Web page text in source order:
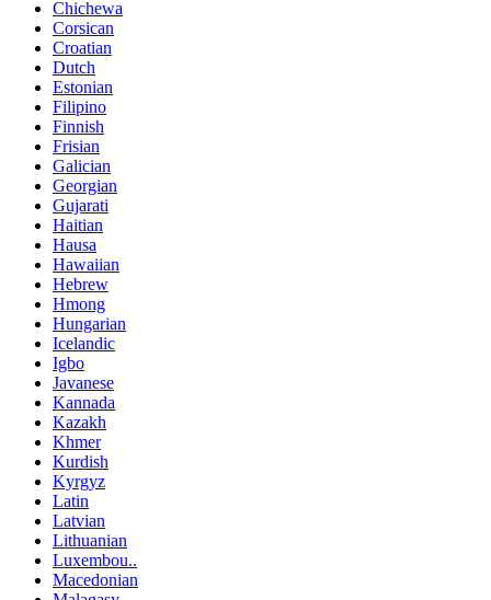
Chichewa
Corsican
Croatian
Dutch
Estonian
Filipino
Finnish
Frisian
Galician
Georgian
Gujarati
Haitian
Hausa
Hawaiian
Hebrew
Hmong
Hungarian
Icelandic
Igbo
Javanese
Kannada
Kazakh
Khmer
Kurdish
Kyrgyz
Latin
Latvian
Lithuanian
Luxembou..
Macedonian